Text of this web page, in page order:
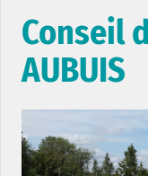
Conseil
AUBUIS